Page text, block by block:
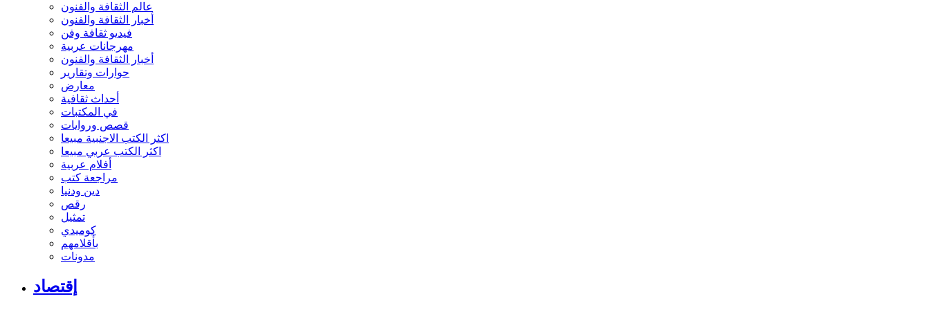
عالم الثقافة والفنون
أخبار الثقافة والفنون
فيديو ثقافة وفن
مهرجانات عربية
أخبار الثقافة والفنون
حوارات وتقارير
معارض
أحداث ثقافية
في المكتبات
قصص وروايات
اكثر الكتب الاجنبية مبيعا
اكثر الكتب عربي مبيعا
أفلام عربية
مراجعة كتب
دين ودنيا
رقص
تمثيل
كوميدي
بأقلامهم
مدونات
إقتصاد